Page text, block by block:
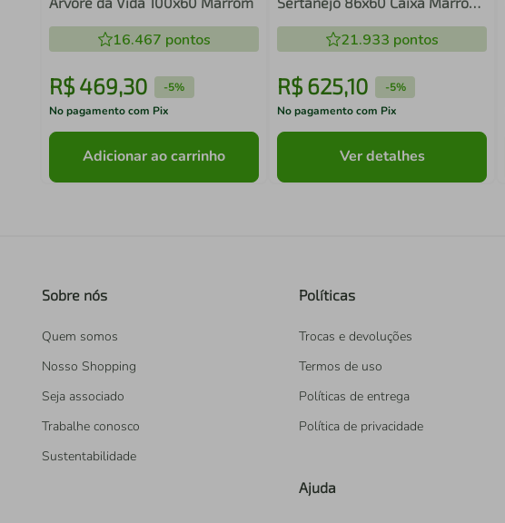
16.467 pontos
R$ 469,30 -5%
No pagamento com Pix
Adicionar ao carrinho
21.933 pontos
R$ 625,10 -5%
No pagamento com Pix
Ver detalhes
Sobre nós
Quem somos
Nosso Shopping
Seja associado
Trabalhe conosco
Sustentabilidade
Políticas
Trocas e devoluções
Termos de uso
Políticas de entrega
Política de privacidade
Ajuda